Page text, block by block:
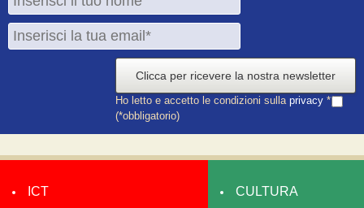
Clicca per ricevere la nostra newsletter
Ho letto e accetto le condizioni sulla privacy *
(*obbligatorio)
ICT
CULTURA